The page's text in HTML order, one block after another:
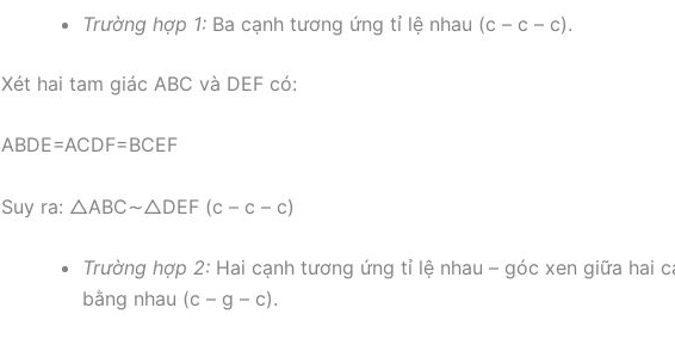
Trường hợp 1: Ba cạnh tương ứng tỉ lệ nhau (c – c – c).
Xét hai tam giác ABC và DEF có:
ABDE=ACDF=BCEF
Suy ra: △ABC∼△DEF (c – c – c)
Trường hợp 2: Hai cạnh tương ứng tỉ lệ nhau – góc xen giữa hai
bằng nhau (c – g – c).